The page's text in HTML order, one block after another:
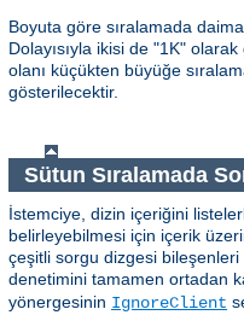
Boyuta göre sıralamada daima
Dolayısıyla ikisi de "1K"
olanı küçükten büyüğe
gösterilecektir.
Sütun Sıralamada
İstemciye, dizin içeriğini
belirleyebilmesi için içerik
çeşitli sorgu dizgesi bileşenleri
denetimini tamamen ortadan
yönergesinin IgnoreClient